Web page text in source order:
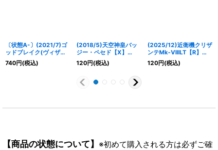
〔状態A-〕(2021/7)ゴ
ッドブレイク(ヴィザル
ガ・ベラジオイラスト)
【X】{BS52-X09}
740円(税込)
(2018/5)天空神皇バッ
ジー・ペセド【X】
{SD47-X01}《緑》
120円(税込)
(2025/12)近衛機クリザ
ンテMk-VIIILT【R】
{BSC50-013}《白》
120円(税込)
【商品の状態について】 ※初めて購入される方は必ずご確